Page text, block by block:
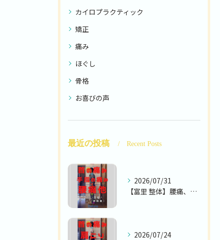
カイロプラクティック
矯正
痛み
ほぐし
骨格
お喜びの声
最近の投稿 Recent Posts
2026/07/31
【富里 整体】腰痛、首の痛み、手指の痛み 他/70代男性/パ...
2026/07/24